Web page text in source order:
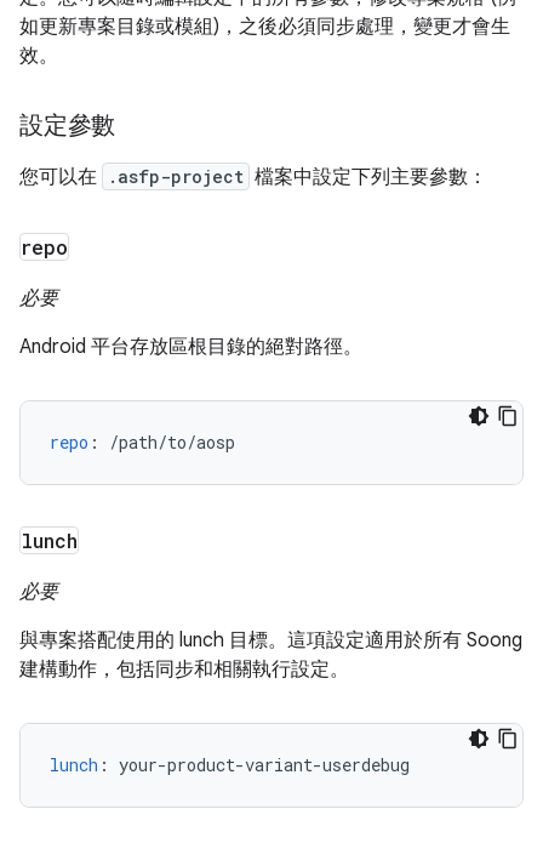
如更新專案目錄或模組)，之後必須同步處理，變更才會生
效。
設定參數
您可以在 .asfp-project 檔案中設定下列主要參數：
repo
必要
Android 平台存放區根目錄的絕對路徑。
repo : /path/to/aosp
lunch
必要
與專案搭配使用的 lunch 目標。這項設定適用於所有 Soong
建構動作，包括同步和相關執行設定。
lunch : your-product-variant-userdebug